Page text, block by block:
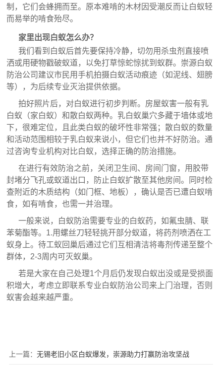
制，它们会蜂拥而至。原本难啃的木材因受潮反而让白蚁轻
而易举的啃食殆尽。
家里出现白蚁怎么办？
我们看到白蚁后首先要保持冷静，切勿用杀虫剂直接喷
洒或用硬物戳破蚁道，以免打草惊蛇惊扰到蚁群。崇源白蚁
防治公司建议市民用手机拍摄白蚁活动痕迹（如泥线、翅膀
等），为后续专业灭治提供依据。
拍好照片后，对白蚁进行初步判断。房屋蚁害一般有乳
白蚁（家白蚁）和散白蚁两种。乳白蚁巢穴多藏于墙体或地
下，很难定位，且此类白蚁的破坏性非常强；散白蚁的数量
和活动范围相较于乳白蚁来说小，但它们也并不好防治。通
过咨询专业机构对比白蚁，选择正确的防治措施。
在进行有效防治之前，关闭卫生间、房间门窗，用胶带
封堵分飞孔或蚁道出口，防止白蚁扩散至其他房间。同时检
查附近的木质结构（如门框、地板），确认是否已遭白蚁啃
食，如有啃食，也需一并治理。
一般来说，白蚁防治需要专业的白蚁药，如氟虫腈、联
苯菊酯等。1.用螺丝刀轻轻挑开部分蚁道，将药剂喷洒在工
蚁身上。待工蚁回巢后通过它们互相清洁将毒剂传递至整个
群体，2-3周内可灭蚁巢。
若是大家在自己处理1个月后仍发现白蚁出没或是受损面
积增大，考虑立即联系专业白蚁防治公司来上门治理，否则
蚁害会越来越严重。
上一篇： 无锡老旧小区白蚁爆发，崇源助力打赢防治攻坚战